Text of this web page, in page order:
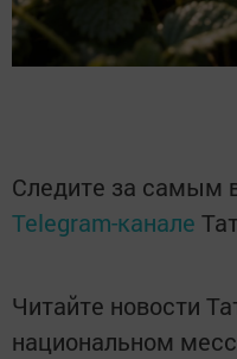
Следите за самым
Telegram-канале
Читайте новости
национальном